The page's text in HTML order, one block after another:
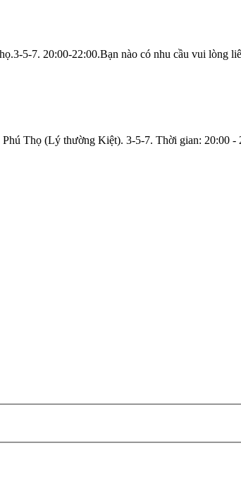
5-7. 20:00-22:00.Bạn nào có nhu cầu vui lòng
Thọ (Lý thường Kiệt). 3-5-7. Thời gian: 20:00 -